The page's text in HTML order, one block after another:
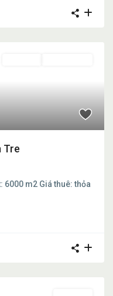
Tre
6000 m2 Giá thuê: thỏa